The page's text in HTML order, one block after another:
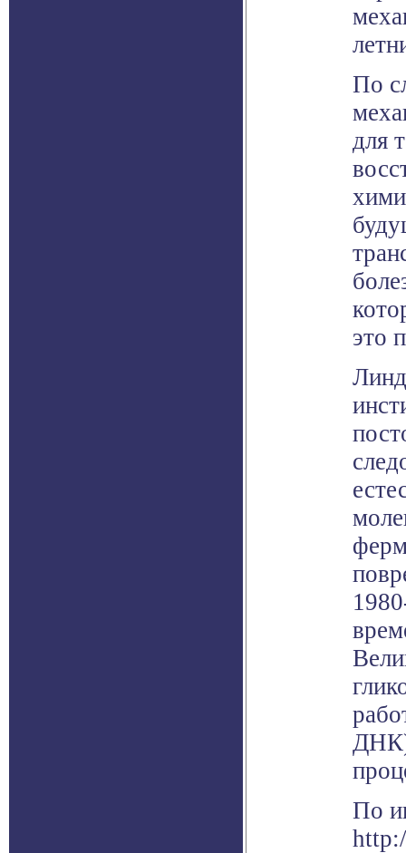
По
для
это
ДНК)
По